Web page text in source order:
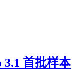
3.1 首批样本